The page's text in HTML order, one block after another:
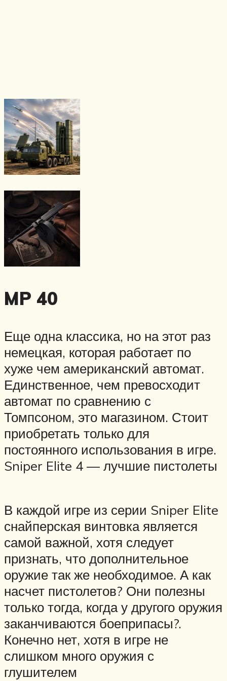
MP 40
Еще одна классика, но на этот раз
немецкая, которая работает по
хуже чем американский автомат.
Единственное, чем превосходит
автомат по сравнению с
Томпсоном, это магазином. Стоит
приобретать только для
постоянного использования в игре.
Sniper Elite 4 — лучшие пистолеты
В каждой игре из серии Sniper Elite
снайперская винтовка является
самой важной, хотя следует
признать, что дополнительное
оружие так же необходимое. А как
насчет пистолетов? Они полезны
только тогда, когда у другого оружия
заканчиваются боеприпасы?.
Конечно нет, хотя в игре не
слишком много оружия с
глушителем